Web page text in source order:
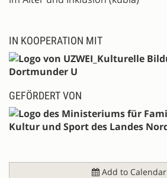
IN KOOPERATION MIT
GEFÖRDERT VON
Add to Calendar